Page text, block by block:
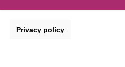
Privacy policy